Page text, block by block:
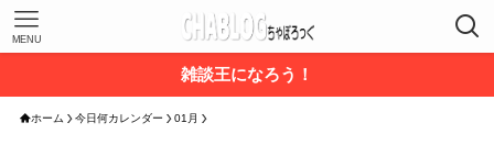
MENU
雑談王になろう！
ホーム 今日何カレンダー 01月